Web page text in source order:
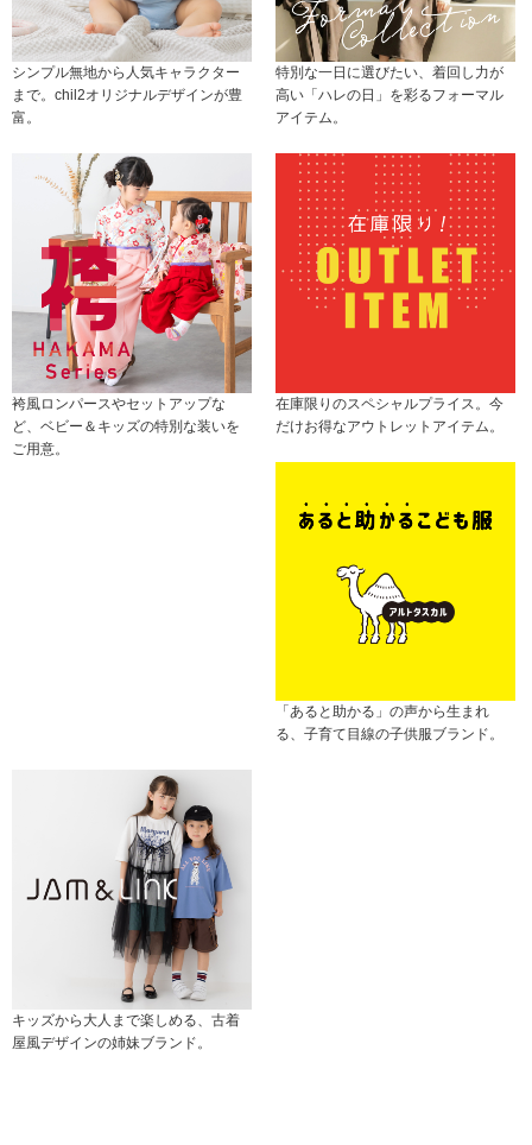
シンプル無地から人気キャラクター
まで。chil2オリジナルデザインが豊
富。
特別な一日に選びたい、着回し力が
高い「ハレの日」を彩るフォーマル
アイテム。
袴風ロンパースやセットアップな
ど、ベビー＆キッズの特別な装いを
ご用意。
在庫限りのスペシャルプライス。今
だけお得なアウトレットアイテム。
「あると助かる」の声から生まれ
る、子育て目線の子供服ブランド。
キッズから大人まで楽しめる、古着
屋風デザインの姉妹ブランド。